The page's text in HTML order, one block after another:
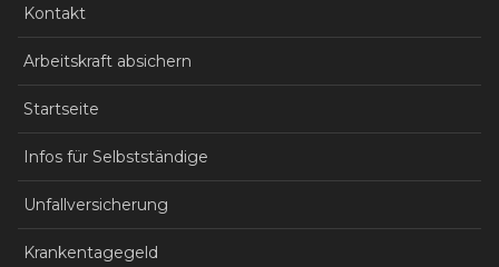
Kontakt
Arbeitskraft absichern
Startseite
Infos für Selbstständige
Unfallversicherung
Krankentagegeld